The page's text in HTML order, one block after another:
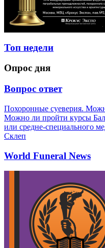
Топ недели
Опрос дня
Вопрос ответ
Похоронные суеверия.
Можно ли пройти курсы
или средне-специального
Склеп
World Funeral News